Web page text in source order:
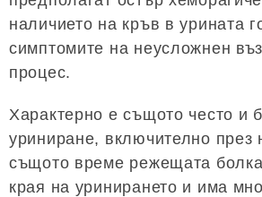
наличието на кръв в урината
симптомите на неусложнен
процес.
Характерно е същото често и
уриниране, включително през
същото време режещата
края на уринирането и има